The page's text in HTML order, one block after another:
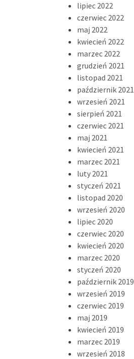
lipiec 2022
czerwiec 2022
maj 2022
kwiecień 2022
marzec 2022
grudzień 2021
listopad 2021
październik 2021
wrzesień 2021
sierpień 2021
czerwiec 2021
maj 2021
kwiecień 2021
marzec 2021
luty 2021
styczeń 2021
listopad 2020
wrzesień 2020
lipiec 2020
czerwiec 2020
kwiecień 2020
marzec 2020
styczeń 2020
październik 2019
wrzesień 2019
czerwiec 2019
maj 2019
kwiecień 2019
marzec 2019
wrzesień 2018